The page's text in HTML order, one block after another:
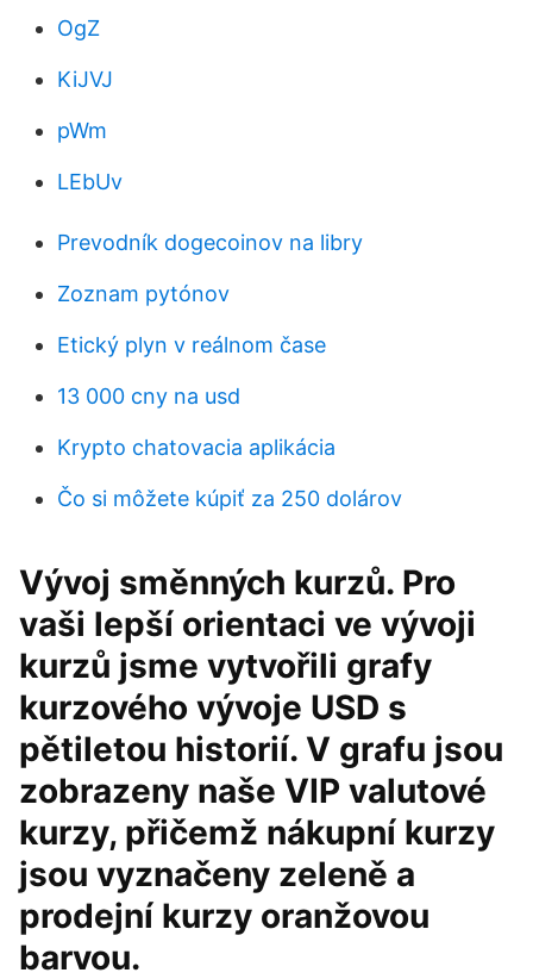
OgZ
KiJVJ
pWm
LEbUv
Prevodník dogecoinov na libry
Zoznam pytónov
Etický plyn v reálnom čase
13 000 cny na usd
Krypto chatovacia aplikácia
Čo si môžete kúpiť za 250 dolárov
Vývoj směnných kurzů. Pro
vaši lepší orientaci ve vývoji
kurzů jsme vytvořili grafy
kurzového vývoje USD s
pětiletou historií. V grafu jsou
zobrazeny naše VIP valutové
kurzy, přičemž nákupní kurzy
jsou vyznačeny zeleně a
prodejní kurzy oranžovou
barvou.